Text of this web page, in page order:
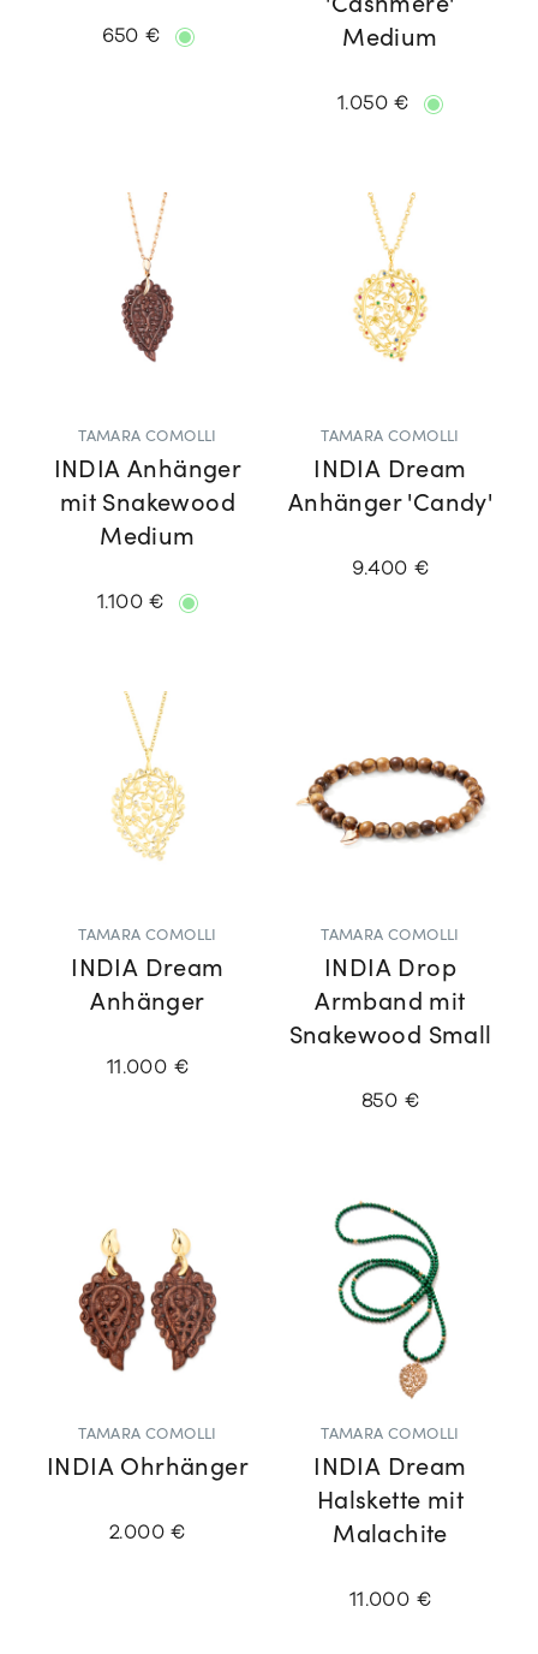
650 €
'Cashmere'
Medium
1.050 €
TAMARA COMOLLI
INDIA Anhänger
mit Snakewood
Medium
1.100 €
TAMARA COMOLLI
INDIA Dream
Anhänger 'Candy'
9.400 €
TAMARA COMOLLI
INDIA Dream
Anhänger
11.000 €
TAMARA COMOLLI
INDIA Drop
Armband mit
Snakewood Small
850 €
TAMARA COMOLLI
INDIA Ohrhänger
2.000 €
TAMARA COMOLLI
INDIA Dream
Halskette mit
Malachite
11.000 €